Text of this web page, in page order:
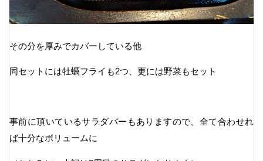
その分を厚みでカバーしている他
同セットには牡蠣フライも2つ、更には野菜もセット
事前に頂いているサラダバーもありますので、全て合わせれ
ば十分なボリュームに